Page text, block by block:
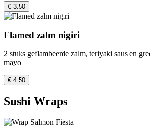
€ 3.50
Flamed zalm nigiri
2 stuks geflambeerde zalm, teriyaki saus en
mayo
€ 4.50
Sushi Wraps